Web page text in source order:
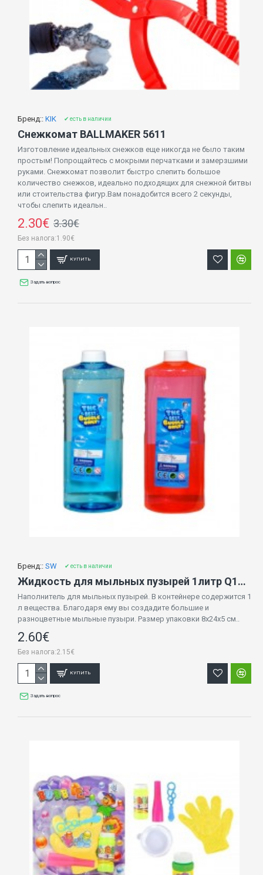
Бренд:: KIK ✔ есть в наличии
Снежкомат BALLMAKER 5611
Изготовление идеальных снежков еще никогда не было таким
простым! Попрощайтесь с мокрыми перчатками и замерзшими
руками. Снежкомат позволит быстро слепить большое
количество снежков, идеально подходящих для снежной битвы
или стоительства фигур.Вам понадобится всего 2 секунды,
чтобы слепить идеальн..
2.30€ 3.30€
Без налога:1.90€
КУПИТЬ
Задать вопрос
Бренд:: SW ✔ есть в наличии
Жидкость для мыльных пузырей 1литр Q1797
Наполнитель для мыльных пузырей. В контейнере содержится 1
л вещества. Благодаря ему вы создадите большие и
разноцветные мыльные пузыри. Размер упаковки 8x24x5 см..
2.60€
Без налога:2.15€
КУПИТЬ
Задать вопрос